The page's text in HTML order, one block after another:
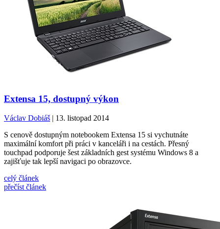
Extensa 15, dostupný výkon
Václav Dobiáš | 13. listopad 2014
S cenově dostupným notebookem Extensa 15 si vychutnáte
maximální komfort při práci v kanceláři i na cestách. Přesný
touchpad podporuje šest základních gest systému Windows 8 a
zajišťuje tak lepší navigaci po obrazovce.
celý článek
přečíst článek